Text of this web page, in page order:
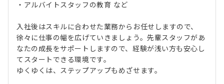
・アルバイトスタッフの教育 など
入社後はスキルに合わせた業務からお任せしますので、
徐々に仕事の幅を広げていきましょう。先輩スタッフがあ
なたの成長をサポートしますので、経験が浅い方も安心し
てスタートできる環境です。
ゆくゆくは、ステップアップもめざせます。